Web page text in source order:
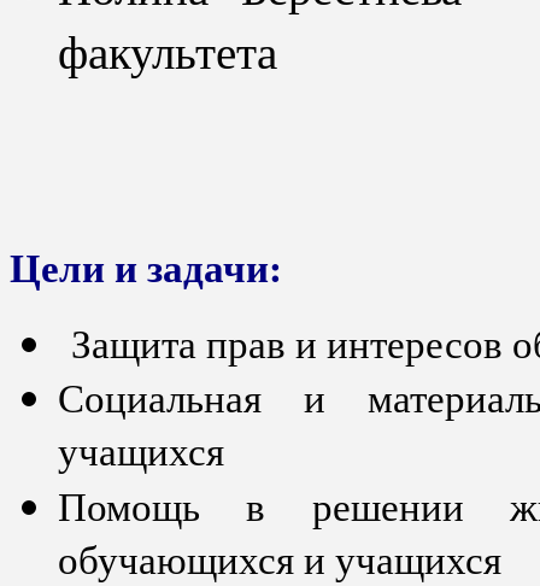
факультета
Цели и задачи:
Защита прав и интересов
Социальная и
учащихся
Помощь в решении
обучающихся и учащихся